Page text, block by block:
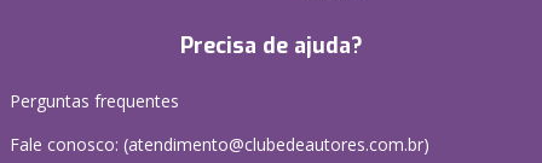
Precisa de ajuda?
Perguntas frequentes
Fale conosco: (atendimento@clubedeautores.com.br)